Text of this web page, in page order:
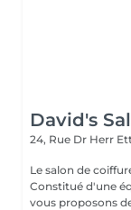
David's
24, Rue Dr Herr
Le salon de
Constitué d'une
vous proposons